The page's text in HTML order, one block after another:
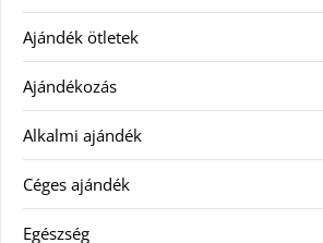
Ajándék ötletek
Ajándékozás
Alkalmi ajándék
Céges ajándék
Egészség